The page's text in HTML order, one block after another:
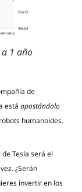
1 año
de
está apostándolo
humanoides.
Tesla será el
¿Serán
invertir en los